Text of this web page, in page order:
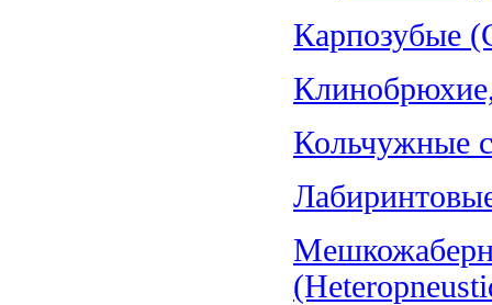
Карпозубые
Кольчужные